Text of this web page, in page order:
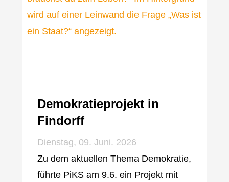
Demokratieprojekt in
Findorff
Dienstag, 09. Juni. 2026
Zu dem aktuellen Thema Demokratie,
führte PiKS am 9.6. ein Projekt mit